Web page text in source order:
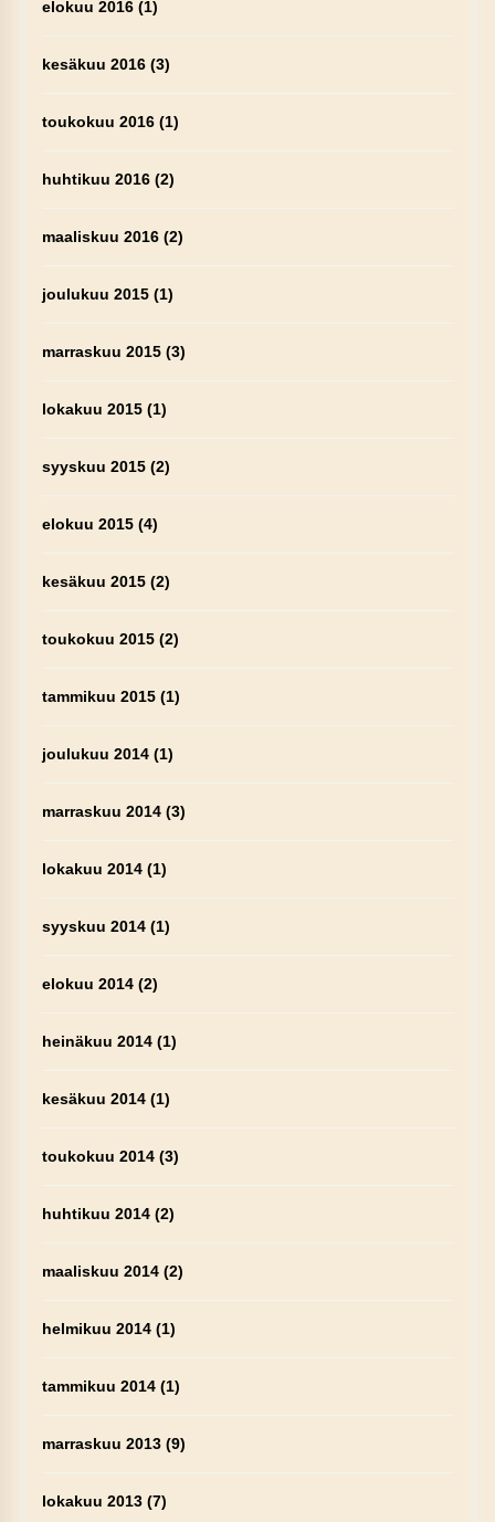
elokuu 2016(1)
kesäkuu 2016(3)
toukokuu 2016(1)
huhtikuu 2016(2)
maaliskuu 2016(2)
joulukuu 2015(1)
marraskuu 2015(3)
lokakuu 2015(1)
syyskuu 2015(2)
elokuu 2015(4)
kesäkuu 2015(2)
toukokuu 2015(2)
tammikuu 2015(1)
joulukuu 2014(1)
marraskuu 2014(3)
lokakuu 2014(1)
syyskuu 2014(1)
elokuu 2014(2)
heinäkuu 2014(1)
kesäkuu 2014(1)
toukokuu 2014(3)
huhtikuu 2014(2)
maaliskuu 2014(2)
helmikuu 2014(1)
tammikuu 2014(1)
marraskuu 2013(9)
lokakuu 2013(7)